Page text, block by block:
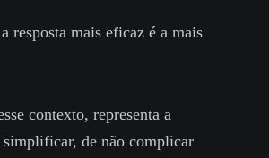
resposta mais eficaz é a mais
contexto, representa a
simplificar, de não complicar